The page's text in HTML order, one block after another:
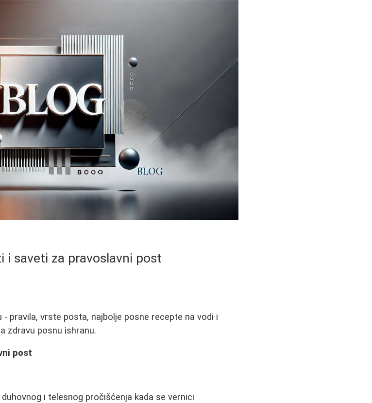
i saveti za pravoslavni post
pravila, vrste posta, najbolje posne recepte na vodi i
zdravu posnu ishranu.
post
i telesnog pročišćenja kada se vernici